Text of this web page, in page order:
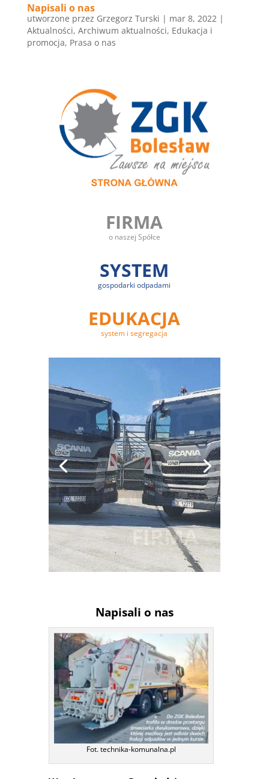
Napisali o nas
utworzone przez Grzegorz Turski | mar 8, 2022 |
Aktualności, Archiwum aktualności, Edukacja i
promocja, Prasa o nas
FIRMA
o naszej Spółce
SYSTEM
gospodarki odpadami
EDUKACJA
system i segregacja
SYSTEM
Napisali o nas
Fot. technika-komunalna.pl